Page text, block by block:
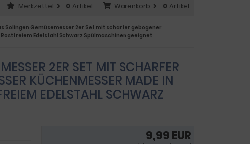
Warenkorb 0 Artikel
Merkzettel 0 Artikel
Solingen Gemüsemesser 2er Set mit scharfer gebogener
Edelstahl Schwarz Spülmaschinen geeignet
2ER SET MIT SCHARFER
KÜCHENMESSER MADE IN
EDELSTAHL SCHWARZ
9,99 EUR